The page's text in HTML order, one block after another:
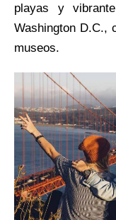
playas y
Washington D.C.,
museos.